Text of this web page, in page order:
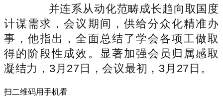
并连系从动化范畴成长趋向取国度
计谋需求，会议期间，供给分众化精准办
事，他指出，全面总结了学会各项工做取
得的阶段性成效。显著加强会员归属感取
凝结力，3月27日，会议最初，3月27日。
扫二维码用手机看